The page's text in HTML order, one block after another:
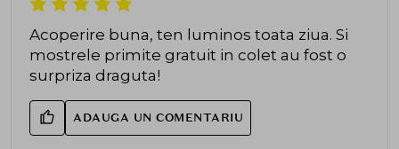
Acoperire buna, ten luminos toata ziua. Si
mostrele primite gratuit in colet au fost o
surpriza draguta!
ADAUGA UN COMENTARIU